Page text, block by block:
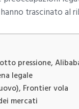
hanno trascinato al
pressione,
legale
Frontier vola
mercati